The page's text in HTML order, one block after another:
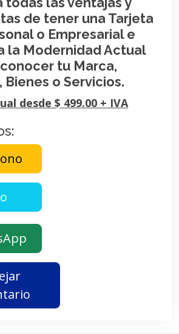
de tener una Tarjeta
o Empresarial e
la Modernidad Actual
tu Marca,
Bienes o Servicios.
desde $ 499.00 + IVA